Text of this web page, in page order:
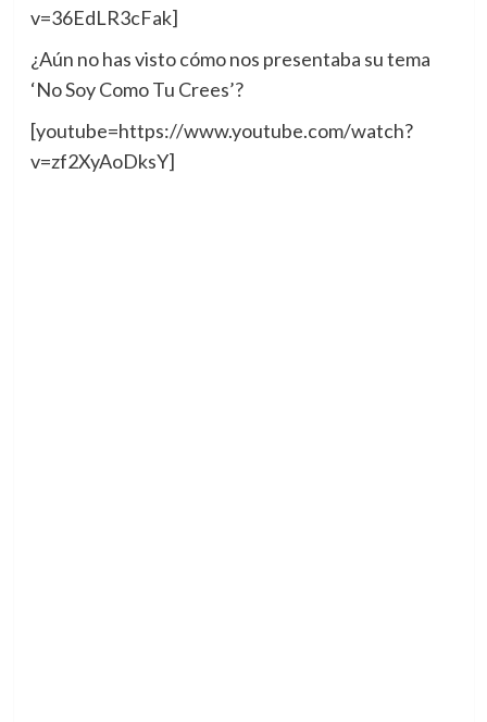
v=36EdLR3cFak]
¿Aún no has visto cómo nos presentaba su tema
‘No Soy Como Tu Crees’?
[youtube=https://www.youtube.com/watch?
v=zf2XyAoDksY]